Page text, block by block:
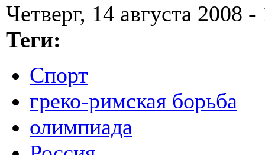
Четверг, 14 августа 2008 -
Теги:
Спорт
греко-римская борьба
олимпиада